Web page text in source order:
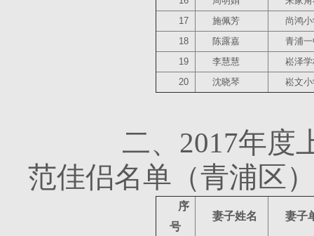
17
施佩芳
尚鸿
18
陈露嘉
青浦一
19
李慧慧
崧泽学
20
沈晓琴 崧文小
二、 2017年度
范佳侣名单（青浦区
序
号
妻子姓名 妻子